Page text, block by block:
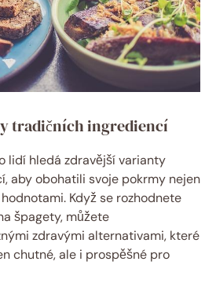
tradičních ingrediencí
lidí hledá zdravější varianty
aby obohatili svoje pokrmy nejen
Když se rozhodnete
špagety, můžete
zdravými alternativami, které
chutné, ale i prospěšné pro